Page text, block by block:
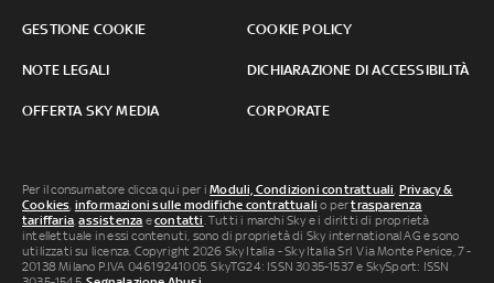
GESTIONE COOKIE COOKIE POLICY
NOTE LEGALI DICHIARAZIONE DI ACCESSIBILITÀ
OFFERTA SKY MEDIA CORPORATE
Per il consumatore clicca qui per iModuli, Condizioni contrattuali, Privacy &
Cookies, informazioni sulle modifiche contrattuali o pertrasparenza
tariffaria,assistenza econtatti. Tutti i marchi Sky e i diritti di proprietà
intellettuale in essi contenuti, sono di proprietà di Sky international AG e sono
utilizzati su licenza. Copyright 2026 Sky Italia - Sky Italia Srl Via Monte Penice, 7 -
20138 Milano P.IVA 04619241005. SkyTG24: ISSN 3035-1537 e SkySport: ISSN